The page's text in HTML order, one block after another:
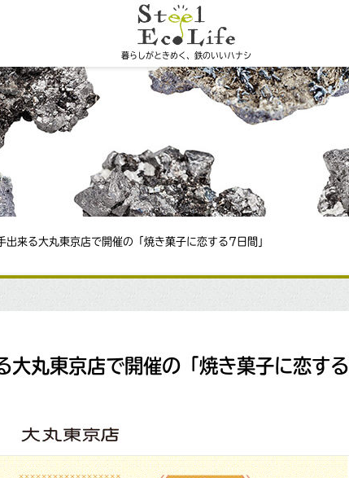
暮らしがときめく、鉄のいいハナシ
出来る大丸東京店で開催の「焼き菓子に恋する7日間」
大丸東京店で開催の「焼き菓子に恋する